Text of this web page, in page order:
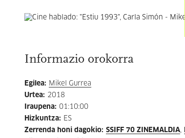
Informazio orokorra
Egilea: Mikel Gurrea
Urtea: 2018
Iraupena: 01:10:00
Hizkuntza: ES
Zerrenda honi dagokio: SSIFF 70 ZINEMALDIA